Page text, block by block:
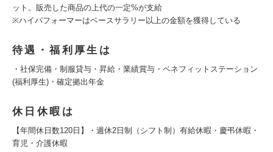
ット。販売した商品の上代の一定%が支給
※ハイパフォーマーはベースサラリー以上の金額を獲得している
待遇・福利厚生は
・社保完備・制服貸与・昇給・業績賞与・ベネフィットステーション
(福利厚生)・確定拠出年金
休日休暇は
【年間休日数120日】・週休2日制（シフト制）有給休暇・慶弔休暇・
育児・介護休暇